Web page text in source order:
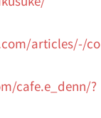
articles/-/
cafe.e_denn/?